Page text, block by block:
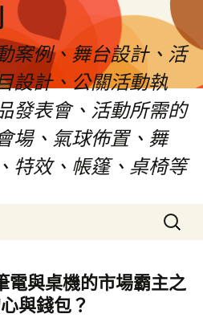
案例、舞台設計、活
設計、公關活動執
發表會、活動所需的
場、氣球佈置、舞
特效、帳篷、桌椅等
搜
尋
鍵
字:
電與桌機的市場霸主之
與錢包？